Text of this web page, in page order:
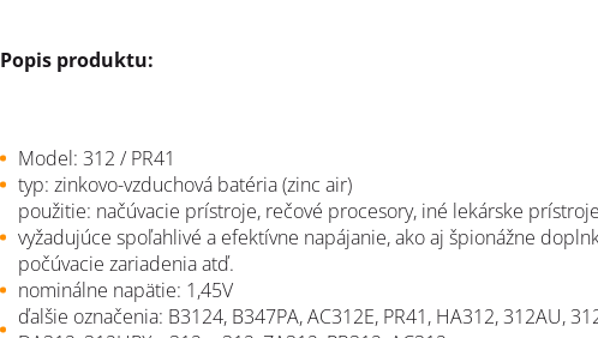
Popis produktu:
Model: 312 / PR41
typ: zinkovo-vzduchová batéria (zinc air)
použitie: načúvacie prístroje, rečové procesory, iné lekárske prístroje
vyžadujúce spoľahlivé a efektívne napájanie, ako aj špionážne
počúvacie zariadenia atď.
nominálne napätie: 1,45V
ďalšie označenia: B3124, B347PA, AC312E, PR41, HA312, 312AU,